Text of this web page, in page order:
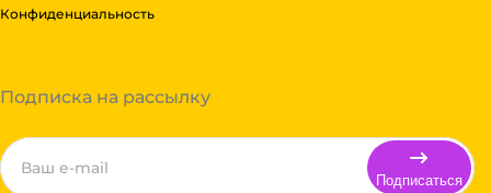
Конфиденциальность
Подписка на рассылку
Подписаться